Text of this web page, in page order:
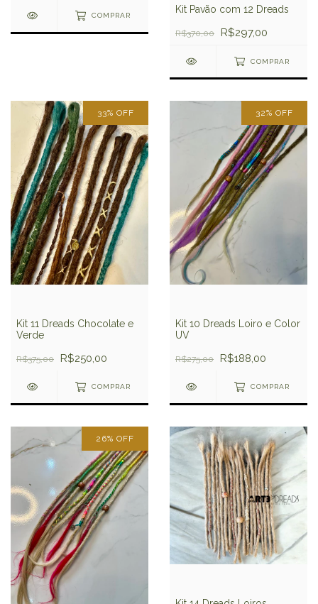
COMPRAR
Kit Pavão com 12 Dreads
R$370,00 R$297,00
COMPRAR
33% OFF
Kit 11 Dreads Chocolate e
Verde
R$375,00 R$250,00
COMPRAR
32% OFF
Kit 10 Dreads Loiro e Color
UV
R$275,00 R$188,00
COMPRAR
26% OFF